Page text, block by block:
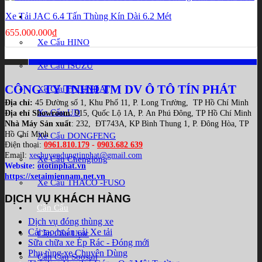
Xe cẩu
Xe Cẩu HINO
Xe Cẩu ISUZU
Xe Cẩu HYUNDAI
Xe Cẩu UD
Xe Cẩu DONGFENG
Xe Cẩu Chenglong
Xe Cẩu THACO -FUSO
Cần Cẩu
Cần Cẩu Unic
Cần Cẩu Soosan
Xe Tải JAC 6.4 Tấn Thùng Kín Dài 6.2 Mét
655.000.000₫
CÔNG TY TNHH TM DV Ô TÔ TÍN PHÁT
Địa chỉ: 45 Đường số 1, Khu Phố 11, P. Long Trường, TP Hồ Chí Minh
Địa chỉ Showroom: 915, Quốc Lộ 1A, P. An Phú Đông, TP Hồ Chí Minh
Nhà Máy Sản xuất: 232, ĐT743A, KP Bình Thung 1, P. Đông Hòa, TP
Hồ Chí Minh
Điện thoại: 0961.810.179 - 0903.682 639
Email: xechuyendungtinphat@gmail.com
Website: ototinphat.vn
https://xetaimiennam.net.vn
DỊCH VỤ KHÁCH HÀNG
Dịch vụ đóng thùng xe
Cải tạo hoán cải Xe tải
Sữa chữa xe Ép Rác - Đóng mới
Phụ tùng xe Chuyên Dùng